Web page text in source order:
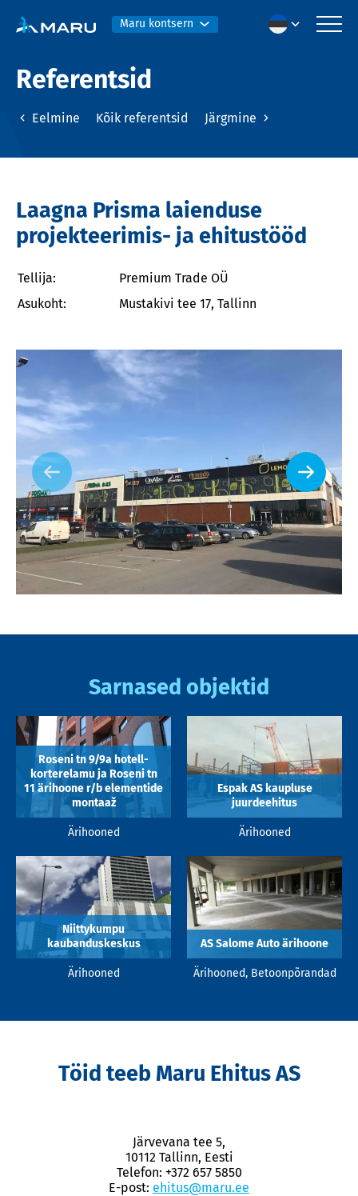
Maru kontsern
Referentsid
Eelmine Kõik referentsid Järgmine
Laagna Prisma laienduse
projekteerimis- ja ehitustööd
Tellija:
Premium Trade OÜ
Asukoht:
Mustakivi tee 17, Tallinn
Sarnased objektid
Roseni tn 9/9a hotell-
korterelamu ja Roseni tn
11 ärihoone r/b elementide
montaaž
Ärihooned
Espak AS kaupluse
juurdeehitus
Ärihooned
Niittykumpu
kaubanduskeskus
Ärihooned
AS Salome Auto ärihoone
Ärihooned, Betoonpõrandad
Töid teeb Maru Ehitus AS
Järvevana tee 5,
10112 Tallinn, Eesti
Telefon: +372 657 5850
E-post: ehitus@maru.ee